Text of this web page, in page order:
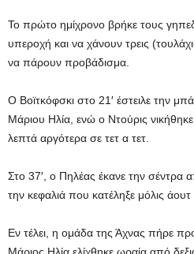
Το πρώτο ημίχρονο βρήκε τους
υπεροχή και να χάνουν τρεις
να πάρουν προβάδισμα.
Ο Βοϊτκόφσκι στο 21′ έστειλε την
Μάριου Ηλία, ενώ ο Ντούρις
λεπτά αργότερα σε τετ α τετ.
Στο 37′, ο Πηλέας έκανε την σέντρα
την κεφαλιά που κατέληξε μόλις
Εν τέλει, η ομάδα της Άχνας πήρε